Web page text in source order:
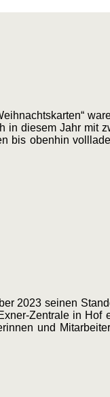
diesem Jahr mit
bis obenhin
2023 seinen
Zentrale in
und